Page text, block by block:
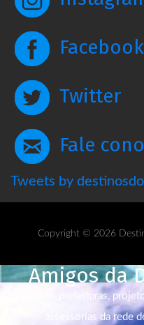
Facebook
Twitter
Fale
Tweets by
Copyright © 2026
Amigos da
Conheça as prefeituras,
assessorias da rede